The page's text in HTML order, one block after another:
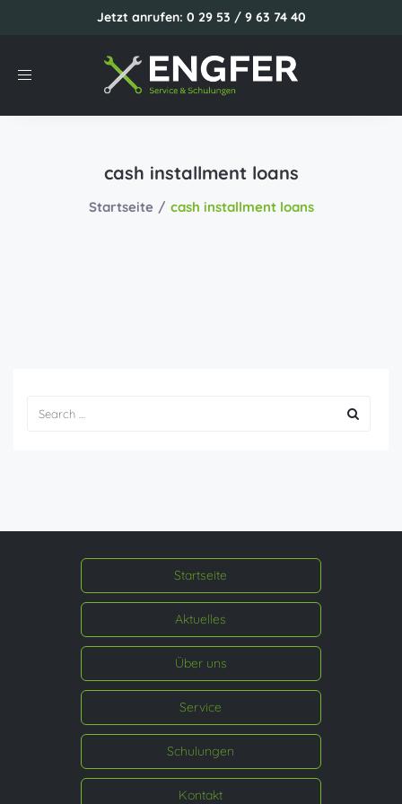
Jetzt anrufen: 0 29 53 / 9 63 74 40
Toggle
cash installment loans
Startseite cash installment loans
Startseite
Aktuelles
Über uns
Service
Schulungen
Kontakt